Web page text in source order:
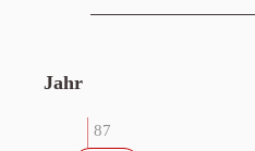
Jahr
87